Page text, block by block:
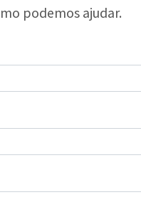
podemos ajudar.